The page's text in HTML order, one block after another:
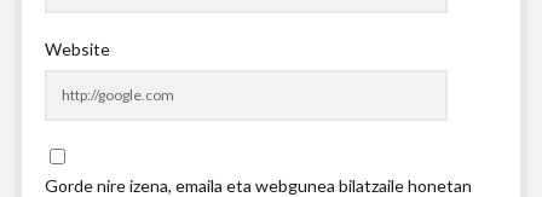
Website
Gorde nire izena, emaila eta webgunea bilatzaile honetan